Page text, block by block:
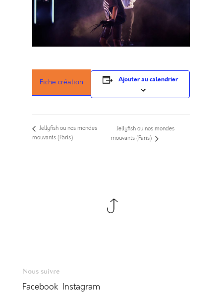
Fiche création Ajouter au calendrier
Jellyfish ou nos mondes
mouvants (Paris)
Jellyfish ou nos mondes
mouvants (Paris)
Nous suivre
Facebook Instagram